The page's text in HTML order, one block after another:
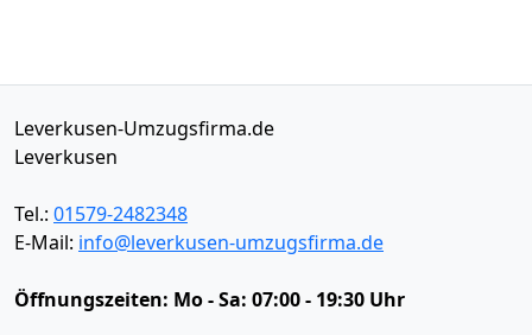
Leverkusen-Umzugsfirma.de
Leverkusen
Tel.: 01579-2482348
E-Mail: info@leverkusen-umzugsfirma.de
Öffnungszeiten: Mo - Sa: 07:00 - 19:30 Uhr